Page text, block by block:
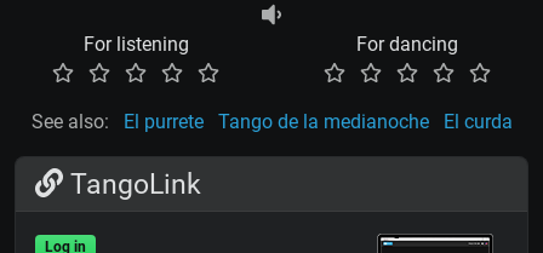
For listening For dancing
See also: El purrete Tango de la medianoche El curda
TangoLink
Log in